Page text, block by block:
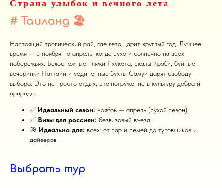
Страна улыбок и вечного лета
# Таиланд 🏖️
Настоящий тропический рай, где лето царит круглый год. Лучшее
время — с ноября по апрель, когда сухо и солнечно на всех
побережьях. Белоснежные пляжи Пхукета, скалы Краби, буйные
вечеринки Паттайи и уединенные бухты Самуи дарят свободу
выбора. Это не просто отдых, это погружение в культуру добра и
природы.
✅ Идеальный сезон: ноябрь — апрель (сухой сезон).
✅ Визы для россиян: безвизовый въезд.
🎯 Идеально для: всех: от пар и семей до тусовщиков и
дайверов.
Выбрать тур